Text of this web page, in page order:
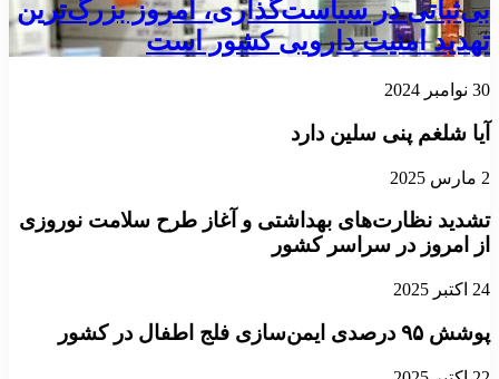
بی‌ثباتی در سیاست‌گذاری، امروز بزرگ‌ترین
تهدید امنیت دارویی کشور است
30 نوامبر 2024
آیا شلغم پنی سلین دارد
2 مارس 2025
تشدید نظارت‌های بهداشتی و آغاز طرح سلامت نوروزی
از امروز در سراسر کشور
24 اکتبر 2025
پوشش ۹۵ درصدی ایمن‌سازی فلج اطفال در کشور